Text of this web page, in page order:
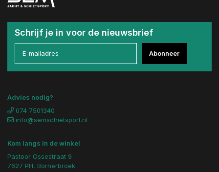
Schrijf je in voor de nieuwsbrief
Abonneer
Advies nodig?
074 7501340
info@semschietsport.nl
Kom langs in de winkel
Pastoor Ossestraat 9
7627 PH, Bornerbroek